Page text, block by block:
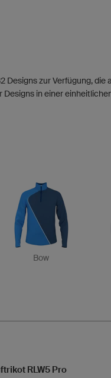
Designs zur Verfügung,
Designs in einer
Bow
RLW5 Pro